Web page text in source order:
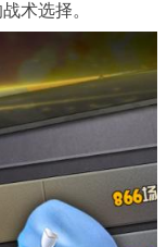
术选择。